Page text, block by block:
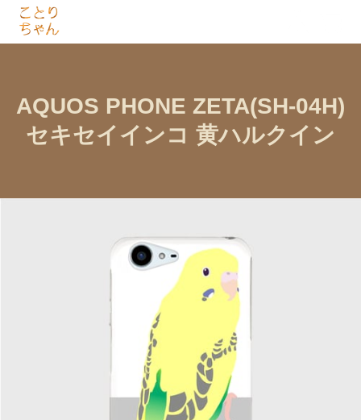
AQUOS PHONE ZETA(SH-04H)
セキセイインコ 黄ハルクイン